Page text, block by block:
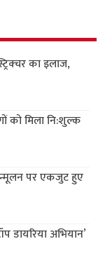
का इलाज,
को मिला नि:शुल्क
पर एकजुट हुए
डायरिया अभियान’